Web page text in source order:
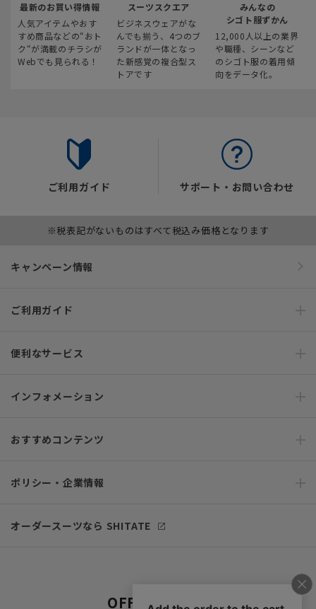
最新のお買い得情報
人気アイテムやおす
すめ商品などの“おト
ク“が満載のチラシが
Webでも見られる！
スーツスクエア
ビジネスウェアがな
んでも揃う、4つのブ
ランドが一体となっ
た新感覚の複合型ス
トアです
みんなの
シゴト服ずかん
12,000人以上の業界
や職種、シーンなど
のシゴト服の着用傾
向をデータ化。
ご利用ガイド サポート・お問い合わせ
※税表記がないものはすべて税込み価格となります
キャンペーン情報
ご利用ガイド
便利なサービス
インフォメーション
おすすめコンテンツ
ポリシー・企業情報
オーダースーツなら SHITATE
OFFICIAL SNS